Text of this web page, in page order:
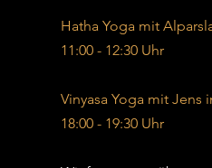
Hatha Yoga mit
11:00 - 12:30 Uhr
Vinyasa Yoga mit Jens
18:00 - 19:30 Uhr